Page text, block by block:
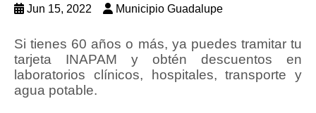
Jun 15, 2022 Municipio Guadalupe
Si tienes 60 años o más, ya puedes tramitar tu
tarjeta INAPAM y obtén descuentos en
laboratorios clínicos, hospitales, transporte y
agua potable.